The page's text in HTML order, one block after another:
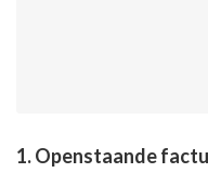
1. Openstaande